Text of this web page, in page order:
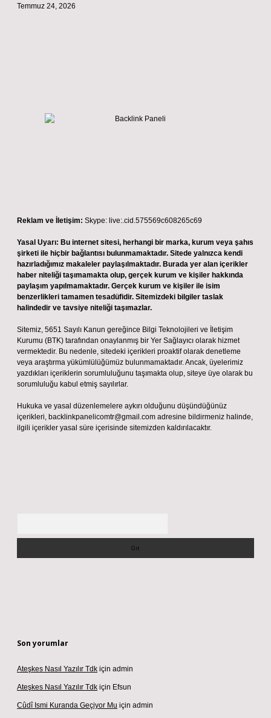
Temmuz 24, 2026
Reklam ve İletişim: Skype: live:.cid.575569c608265c69
Yasal Uyarı: Bu internet sitesi, herhangi bir marka, kurum veya şahıs
şirketi ile hiçbir bağlantısı bulunmamaktadır. Sitede yalnızca kendi
hazırladığımız makaleler paylaşılmaktadır. Burada yer alan içerikler
haber niteliği taşımamakta olup, gerçek kurum ve kişiler hakkında
paylaşım yapılmamaktadır. Gerçek kurum ve kişiler ile isim
benzerlikleri tamamen tesadüfidir. Sitemizdeki bilgiler taslak
halindedir ve tavsiye niteliği taşımazlar.
Sitemiz, 5651 Sayılı Kanun gereğince Bilgi Teknolojileri ve İletişim
Kurumu (BTK) tarafından onaylanmış bir Yer Sağlayıcı olarak hizmet
vermektedir. Bu nedenle, sitedeki içerikleri proaktif olarak denetleme
veya araştırma yükümlülüğümüz bulunmamaktadır. Ancak, üyelerimiz
yazdıkları içeriklerin sorumluluğunu taşımakta olup, siteye üye olarak bu
sorumluluğu kabul etmiş sayılırlar.
Hukuka ve yasal düzenlemelere aykırı olduğunu düşündüğünüz
içerikleri, backlinkpanelicomtr@gmail.com adresine bildirmeniz halinde,
ilgili içerikler yasal süre içerisinde sitemizden kaldırılacaktır.
Son yorumlar
Ateşkes Nasıl Yazılır Tdk için admin
Ateşkes Nasıl Yazılır Tdk için Efsun
Cûdî Ismi Kuranda Geçiyor Mu için admin